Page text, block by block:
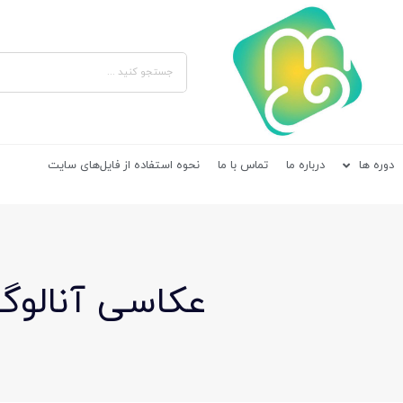
دوره ها درباره ما تماس با ما نحوه استفاده از فایل‌های سایت
عکاسی